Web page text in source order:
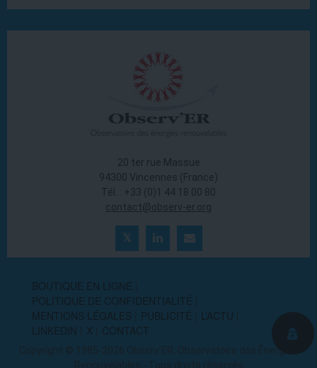
20 ter rue Massue
94300 Vincennes (France)
Tél. : +33 (0)1 44 18 00 80
contact@observ-er.org
BOUTIQUE EN LIGNE
POLITIQUE DE CONFIDENTIALITÉ
MENTIONS LÉGALES
PUBLICITÉ
L’ACTU
LINKEDIN
X CONTACT
Copyright © 1985-2026 Observ'ER, Observatoire des Énergies